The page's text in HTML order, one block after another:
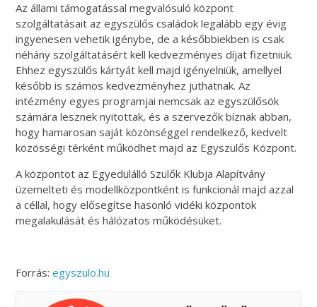
Az állami támogatással megvalósuló központ
szolgáltatásait az egyszülős családok legalább egy évig
ingyenesen vehetik igénybe, de a későbbiekben is csak
néhány szolgáltatásért kell kedvezményes díjat fizetniük.
Ehhez egyszülős kártyát kell majd igényelniük, amellyel
később is számos kedvezményhez juthatnak. Az
intézmény egyes programjai nemcsak az egyszülősök
számára lesznek nyitottak, és a szervezők bíznak abban,
hogy hamarosan saját közönséggel rendelkező, kedvelt
közösségi térként működhet majd az Egyszülős Központ.
A központot az Egyedülálló Szülők Klubja Alapítvány
üzemelteti és modellközpontként is funkcionál majd azzal
a céllal, hogy elősegítse hasonló vidéki központok
megalakulását és hálózatos működésüket.
Forrás:egyszulo.hu